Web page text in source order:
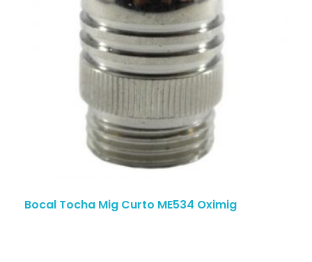
Bocal Tocha Mig Curto ME534 Oximig